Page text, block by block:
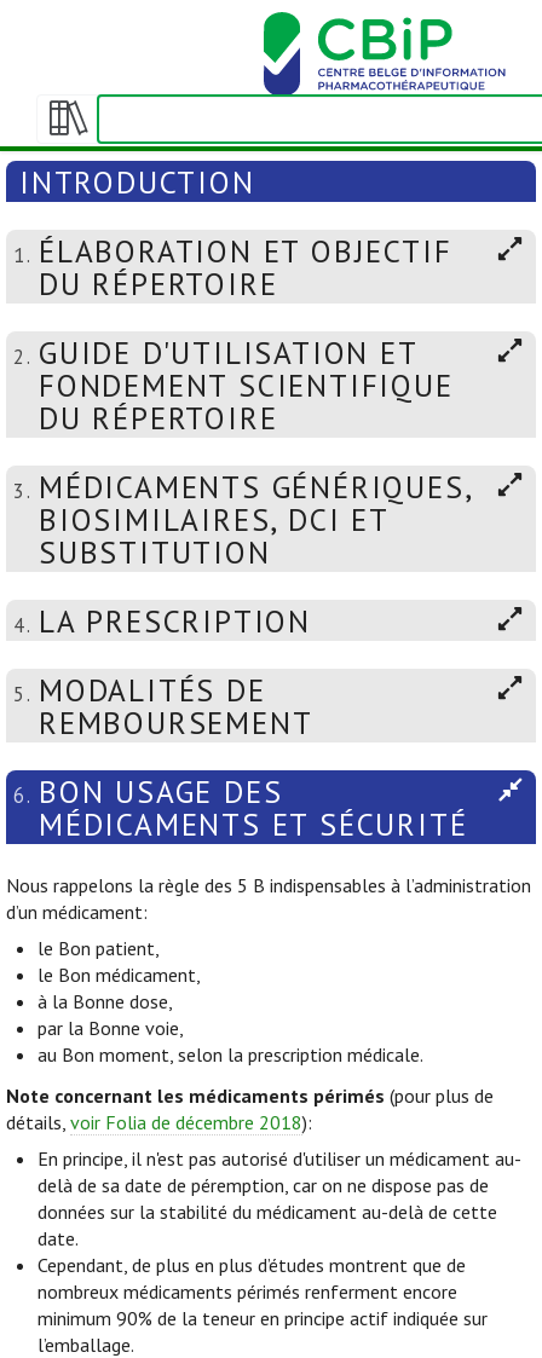
Afficher/masquer
la
table
matières
INTRODUCTION
1. ÉLABORATION ET OBJECTIF
DU RÉPERTOIRE
2. GUIDE D'UTILISATION ET
FONDEMENT SCIENTIFIQUE
DU RÉPERTOIRE
3. MÉDICAMENTS GÉNÉRIQUES,
BIOSIMILAIRES, DCI ET
SUBSTITUTION
4. LA PRESCRIPTION
5. MODALITÉS DE
REMBOURSEMENT
6. BON USAGE DES
MÉDICAMENTS ET SÉCURITÉ
Nous rappelons la règle des 5 B indispensables à l’administration
d’un médicament:
le Bon patient,
le Bon médicament,
à la Bonne dose,
par la Bonne voie,
au Bon moment, selon la prescription médicale.
Note concernant les médicaments périmés (pour plus de
détails, voir Folia de décembre 2018):
En principe, il n'est pas autorisé d'utiliser un médicament au-
delà de sa date de péremption, car on ne dispose pas de
données sur la stabilité du médicament au-delà de cette
date.
Cependant, de plus en plus d’études montrent que de
nombreux médicaments périmés renferment encore
minimum 90% de la teneur en principe actif indiquée sur
l’emballage.